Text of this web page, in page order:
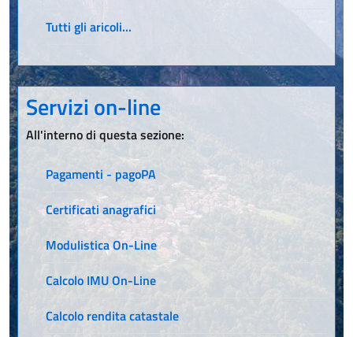
Tutti gli aricoli...
Servizi on-line
All'interno di questa sezione:
Pagamenti - pagoPA
Certificati anagrafici
Modulistica On-Line
Calcolo IMU On-Line
Calcolo rendita catastale